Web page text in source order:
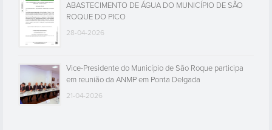
ABASTECIMENTO DE ÁGUA DO MUNICÍPIO DE SÃO
ROQUE DO PICO
28-04-2026
Vice-Presidente do Município de São Roque participa
em reunião da ANMP em Ponta Delgada
21-04-2026